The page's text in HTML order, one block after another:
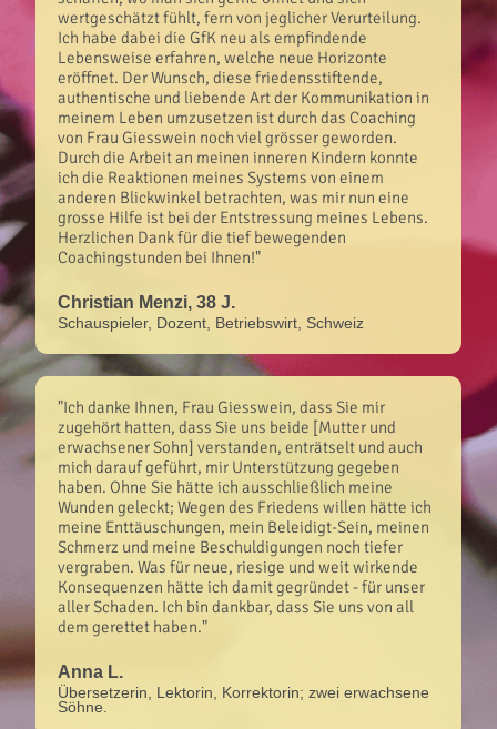
wertgeschätzt fühlt, fern von jeglicher Verurteilung.
Ich habe dabei die GfK neu als empfindende
Lebensweise erfahren, welche neue Horizonte
eröffnet. Der Wunsch, diese friedensstiftende,
authentische und liebende Art der Kommunikation in
meinem Leben umzusetzen ist durch das Coaching
von Frau Giesswein noch viel grösser geworden.
Durch die Arbeit an meinen inneren Kindern konnte
ich die Reaktionen meines Systems von einem
anderen Blickwinkel betrachten, was mir nun eine
grosse Hilfe ist bei der Entstressung meines Lebens.
Herzlichen Dank für die tief bewegenden
Coachingstunden bei Ihnen!"
Christian Menzi, 38 J.
Schauspieler, Dozent, Betriebswirt, Schweiz
"Ich danke Ihnen, Frau Giesswein, dass Sie mir
zugehört hatten, dass Sie uns beide [Mutter und
erwachsener Sohn] verstanden, enträtselt und auch
mich darauf geführt, mir Unterstützung gegeben
haben. Ohne Sie hätte ich ausschließlich meine
Wunden geleckt; Wegen des Friedens willen hätte ich
meine Enttäuschungen, mein Beleidigt-Sein, meinen
Schmerz und meine Beschuldigungen noch tiefer
vergraben. Was für neue, riesige und weit wirkende
Konsequenzen hätte ich damit gegründet - für unser
aller Schaden. Ich bin dankbar, dass Sie uns von all
dem gerettet haben."
Anna L.
Übersetzerin, Lektorin, Korrektorin; zwei erwachsene
Söhne.